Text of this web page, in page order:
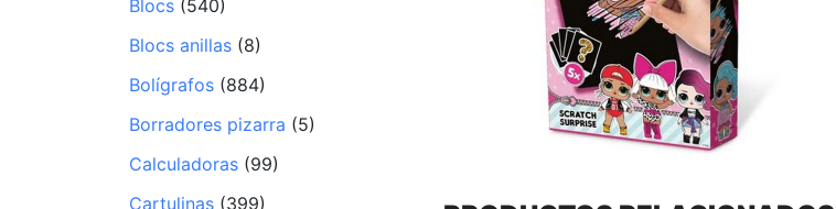
Blocs (540)
Blocs anillas (8)
Bolígrafos (884)
Borradores pizarra (5)
Calculadoras (99)
Cartulinas (399)